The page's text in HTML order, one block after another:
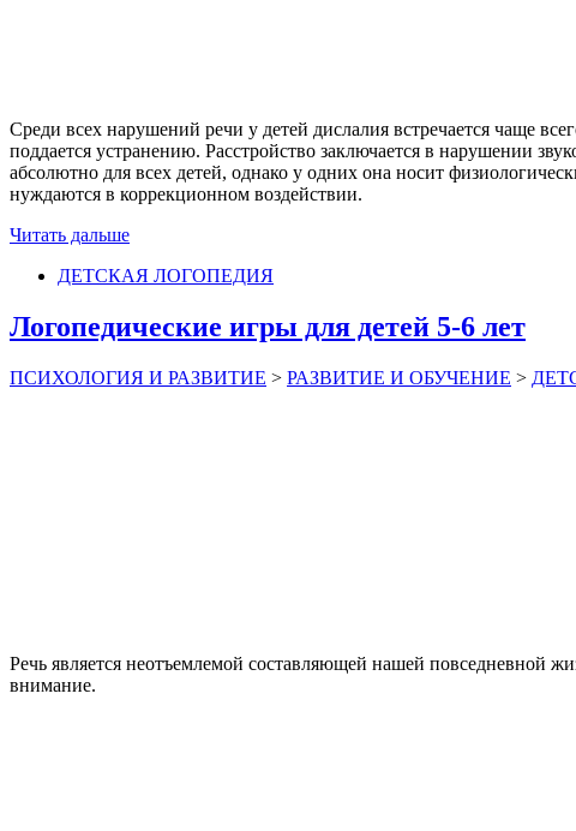
Среди всех нарушений речи у детей дислалия встречается чаще
поддается устранению. Расстройство заключается в нарушении
абсолютно для всех детей, однако у одних она носит
нуждаются в коррекционном воздействии.
Читать дальше
ДЕТСКАЯ ЛОГОПЕДИЯ
Логопедические игры для детей 5-6 лет
ПСИХОЛОГИЯ И РАЗВИТИЕ > РАЗВИТИЕ И ОБУЧЕНИЕ >
Речь является неотъемлемой составляющей нашей повседневной
внимание.